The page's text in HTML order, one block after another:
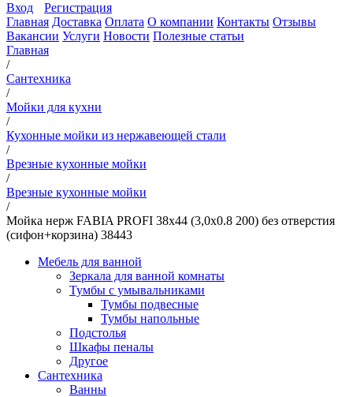
Вход
Регистрация
Главная Доставка Оплата О компании Контакты Отзывы
Вакансии Услуги Новости Полезные статьи
Главная
/
Сантехника
/
Мойки для кухни
/
Кухонные мойки из нержавеющей стали
/
Врезные кухонные мойки
/
Врезные кухонные мойки
/
Мойка нерж FABIA PROFI 38х44 (3,0х0.8 200) без отверстия
(сифон+корзина) 38443
Мебель для ванной
Зеркала для ванной комнаты
Тумбы с умывальниками
Тумбы подвесные
Тумбы напольные
Подстолья
Шкафы пеналы
Другое
Сантехника
Ванны